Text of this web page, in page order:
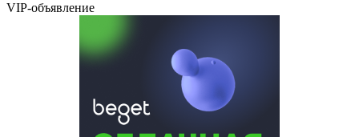
VIP-объявление